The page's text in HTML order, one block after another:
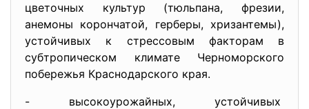
цветочных культур (тюльпана, фрезии,
анемоны корончатой, герберы, хризантемы),
устойчивых к стрессовым факторам в
субтропическом климате Черноморского
побережья Краснодарского края.
- высокоурожайных, устойчивых